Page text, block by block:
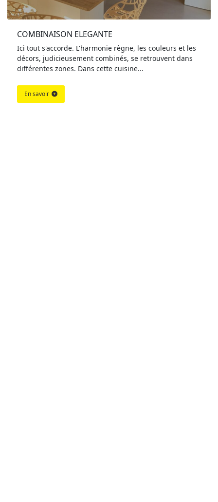
COMBINAISON ELEGANTE
Ici tout s'accorde. L'harmonie règne, les couleurs et les
décors, judicieusement combinés, se retrouvent dans
différentes zones. Dans cette cuisine...
En savoir